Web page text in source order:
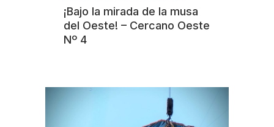
¡Bajo la mirada de la musa
del Oeste! – Cercano Oeste
Nº 4